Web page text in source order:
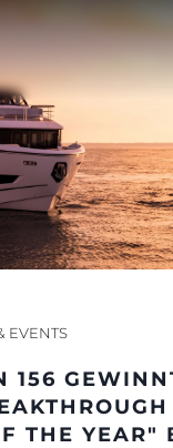
FIRMA
TEAM
EVENTS
156
THE YEAR"